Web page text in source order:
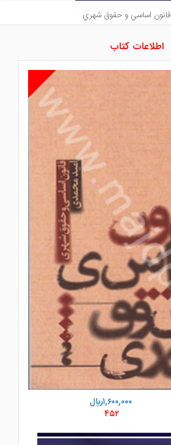
قانون اساسي و حقوق شهري
اطلاعات کتاب
۱,۶۰۰,۰۰۰ريال
۴۵۲